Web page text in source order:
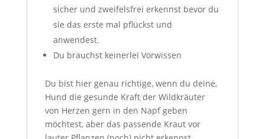
sicher und zweifelsfrei erkennst bevor du
sie das erste mal pflückst und
anwendest.
Du brauchst keinerlei Vorwissen
Du bist hier genau richtige, wenn du deine,
Hund die gesunde Kraft der Wildkräuter
von Herzen gern in den Napf geben
möchtest, aber das passende Kraut vor